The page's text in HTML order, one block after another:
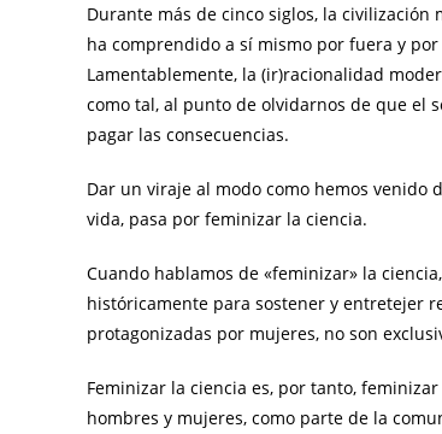
​Durante más de cinco siglos, la
ha comprendido a sí mismo por fuera y
​Lamentablemente, la (ir)racionalidad
como tal, al punto de olvidarnos de que el
pagar las consecuencias.
​Dar un viraje al modo como hemos venido
vida, pasa por feminizar la ciencia.
​Cuando hablamos de «feminizar» la
históricamente para sostener y entretejer
protagonizadas por mujeres, no son
​Feminizar la ciencia es, por tanto,
hombres y mujeres, como parte de la